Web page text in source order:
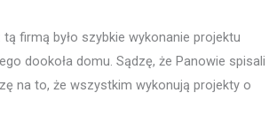
firmą było szybkie wykonanie projektu
dookoła domu. Sądzę, że Panowie spisali
na to, że wszystkim wykonują projekty o